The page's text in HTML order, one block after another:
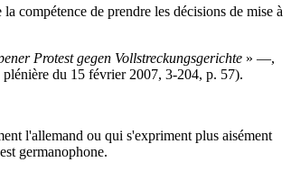
compétence de prendre les décisions de mise à
Protest gegen Vollstreckungsgerichte » —,
plénière du 15 février 2007, 3-204, p. 57).
l'allemand ou qui s'expriment plus aisément
germanophone.